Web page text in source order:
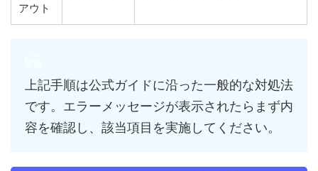
アウト
上記手順は公式ガイドに沿った一般的な対処法
です。エラーメッセージが表示されたらまず内
容を確認し、該当項目を実施してください。